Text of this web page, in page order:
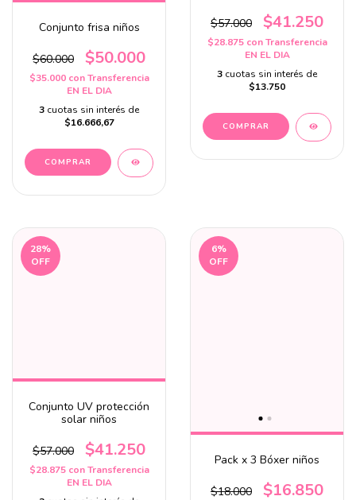
Conjunto frisa niños
$60.000 $50.000
$35.000 con Transferencia
EN EL DIA
3 cuotas sin interés de
$16.666,67
COMPRAR
$57.000 $41.250
$28.875 con Transferencia
EN EL DIA
3 cuotas sin interés de
$13.750
COMPRAR
28%
OFF
Conjunto UV protección
solar niños
$57.000 $41.250
$28.875 con Transferencia
EN EL DIA
6%
OFF
Pack x 3 Bóxer niños
$18.000 $16.850